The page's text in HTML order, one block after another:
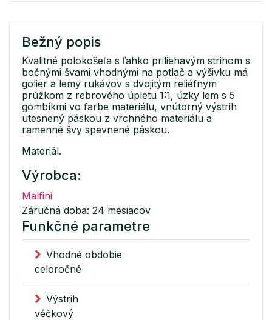
Bežný popis
Kvalitné polokošeľa s ľahko priliehavým strihom s
bočnými švami vhodnými na potlač a výšivku má
golier a lemy rukávov s dvojitým reliéfnym
prúžkom z rebrového úpletu 1:1, úzky lem s 5
gombíkmi vo farbe materiálu, vnútorný výstrih
utesnený páskou z vrchného materiálu a
ramenné švy spevnené páskou.
Materiál.
Výrobca:
Malfini
Záručná doba: 24 mesiacov
Funkčné parametre
Vhodné obdobie
celoročné
Výstrih
véčkový